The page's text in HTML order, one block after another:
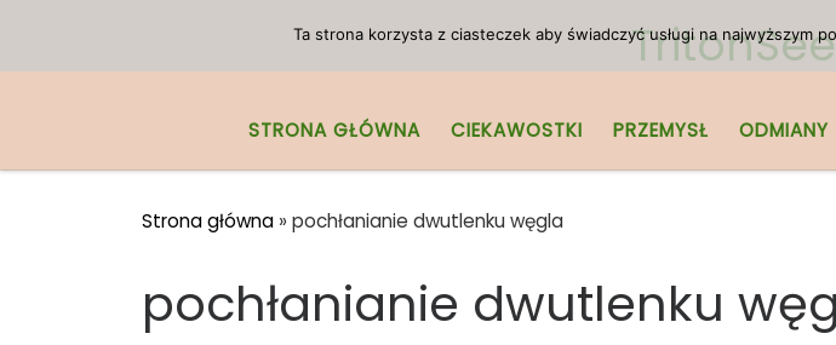
STRONA GŁÓWNA CIEKAWOSTKI PRZEMYSŁ ODMIANY
Strona główna » pochłanianie dwutlenku węgla
pochłanianie dwutlenku
Ta strona korzysta z ciasteczek aby świadczyć usługi na najwyższym